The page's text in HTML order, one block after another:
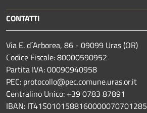
CONTATTI
Via E. d´Arborea, 86 - 09099 Uras (OR)
Codice Fiscale: 80000590952
Partita IVA: 00090940958
PEC: protocollo@pec.comune.uras.or.it
Centralino Unico: +39 0783 87891
IBAN: IT41S0101588160000070701285